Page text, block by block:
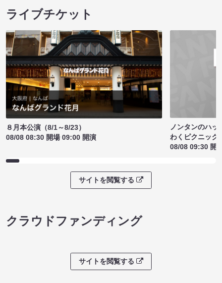
ライブチケット
８月本公演（8/1～8/23）
08/08 08:30 開場 09:00 開演
ノンタンのハッ
わくピクニック
08/08 09:30 開
サイトを閲覧する
クラウドファンディング
サイトを閲覧する